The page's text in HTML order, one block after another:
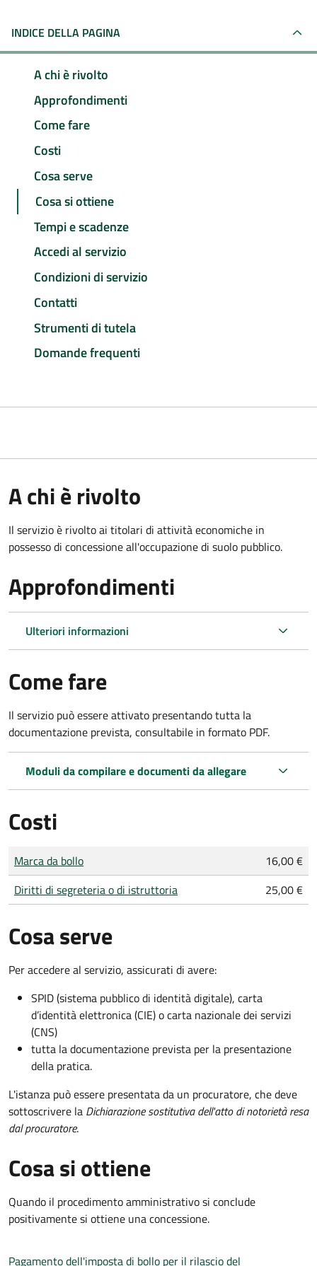
INDICE DELLA PAGINA
A chi è rivolto
Approfondimenti
Come fare
Costi
Cosa serve
Cosa si ottiene
Tempi e scadenze
Accedi al servizio
Condizioni di servizio
Contatti
Strumenti di tutela
Domande frequenti
A chi è rivolto
Il servizio è rivolto ai titolari di attività economiche in
possesso di concessione all'occupazione di suolo pubblico.
Approfondimenti
Ulteriori informazioni
Come fare
Il servizio può essere attivato presentando tutta la
documentazione prevista, consultabile in formato PDF.
Moduli da compilare e documenti da allegare
Costi
Tipo di pagamento
Importo
Marca da bollo
16,00 €
Diritti di segreteria o di istruttoria
25,00 €
Cosa serve
Per accedere al servizio, assicurati di avere:
SPID (sistema pubblico di identità digitale), carta
d’identità elettronica (CIE) o carta nazionale dei servizi
(CNS)
tutta la documentazione prevista per la presentazione
della pratica.
L'istanza può essere presentata da un procuratore, che deve
sottoscrivere la Dichiarazione sostitutiva dell'atto di notorietà resa
dal procuratore.
Cosa si ottiene
Quando il procedimento amministrativo si conclude
positivamente si ottiene una concessione.
Pagamento dell'imposta di bollo per il rilascio del